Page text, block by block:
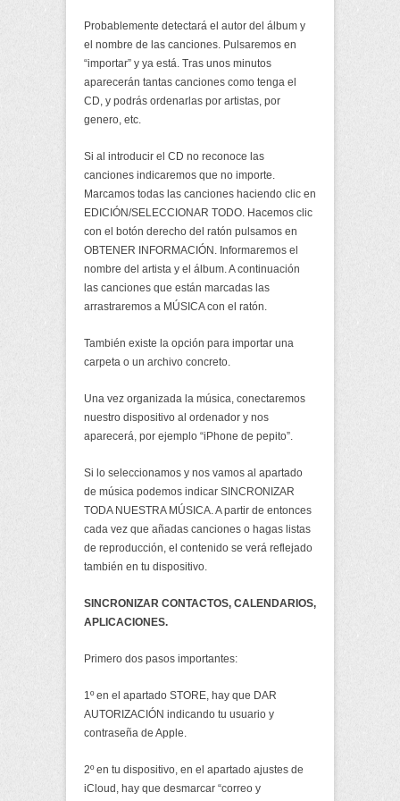
Probablemente detectará el autor del álbum y
el nombre de las canciones. Pulsaremos en
“importar” y ya está. Tras unos minutos
aparecerán tantas canciones como tenga el
CD, y podrás ordenarlas por artistas, por
genero, etc.
Si al introducir el CD no reconoce las
canciones indicaremos que no importe.
Marcamos todas las canciones haciendo clic en
EDICIÓN/SELECCIONAR TODO. Hacemos clic
con el botón derecho del ratón pulsamos en
OBTENER INFORMACIÓN. Informaremos el
nombre del artista y el álbum. A continuación
las canciones que están marcadas las
arrastraremos a MÚSICA con el ratón.
También existe la opción para importar una
carpeta o un archivo concreto.
Una vez organizada la música, conectaremos
nuestro dispositivo al ordenador y nos
aparecerá, por ejemplo “iPhone de pepito”.
Si lo seleccionamos y nos vamos al apartado
de música podemos indicar SINCRONIZAR
TODA NUESTRA MÚSICA. A partir de entonces
cada vez que añadas canciones o hagas listas
de reproducción, el contenido se verá reflejado
también en tu dispositivo.
SINCRONIZAR CONTACTOS, CALENDARIOS,
APLICACIONES.
Primero dos pasos importantes:
1º en el apartado STORE, hay que DAR
AUTORIZACIÓN indicando tu usuario y
contraseña de Apple.
2º en tu dispositivo, en el apartado ajustes de
iCloud, hay que desmarcar “correo y